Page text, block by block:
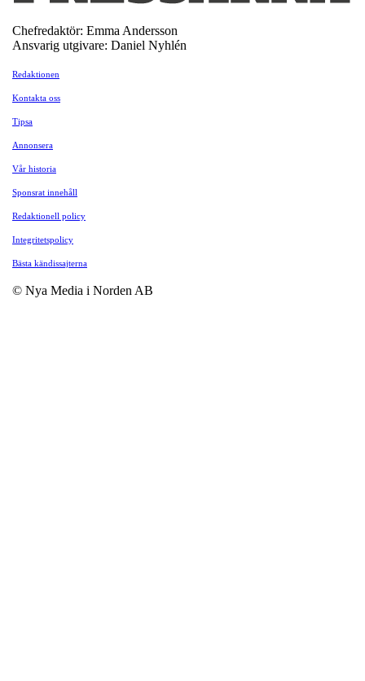
Chefredaktör: Emma Andersson
Ansvarig utgivare: Daniel Nyhlén
Redaktionen
Kontakta oss
Tipsa
Annonsera
Vår historia
Sponsrat innehåll
Redaktionell policy
Integritetspolicy
Bästa kändissajterna
© Nya Media i Norden AB